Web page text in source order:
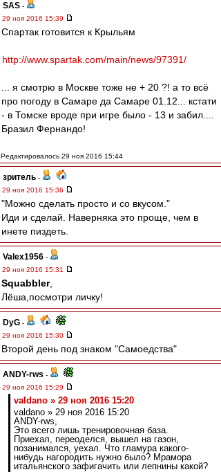
SAS -
29 ноя 2016 15:39
Спартак готовится к Крыльям
http://www.spartak.com/main/news/97391/
... я смотрю в Москве тоже не + 20 ?! а то всё
про погоду в Самаре да Самаре 01.12... кстати
- в Томске вроде при игре было - 13 и забил....
Бразил Фернандо!
Редактировалось 29 ноя 2016 15:44
зpитель -
29 ноя 2016 15:36
"Можно сделать просто и со вкусом."
Иди и сделай. Наверняка это проще, чем в
инете пиздеть.
Valex1956 -
29 ноя 2016 15:31
Squabbler,
Лёша,посмотри личку!
DyG -
29 ноя 2016 15:30
Второй день под знаком "Самоедства"
ANDY-rws -
29 ноя 2016 15:29
valdano » 29 ноя 2016 15:20
valdano » 29 ноя 2016 15:20
ANDY-rws,
Это всего лишь тренировочная база.
Приехал, переоделся, вышел на газон,
позанимался, уехал. Что гламура какого-
нибудь нагородить нужно было? Мрамора
итальянского зафигачить или лепнины какой?